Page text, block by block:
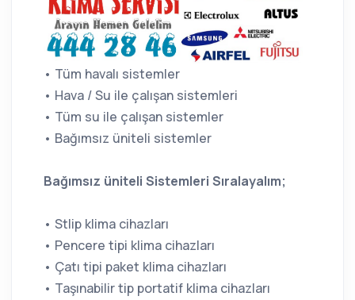
• Tüm havalı sistemler
• Hava / Su ile çalışan sistemleri
• Tüm su ile çalışan sistemler
• Bağımsız üniteli sistemler
Bağımsız üniteli Sistemleri Sıralayalım;
• Stlip klima cihazları
• Pencere tipi klima cihazları
• Çatı tipi paket klima cihazları
• Taşınabilir tip portatif klima cihazları